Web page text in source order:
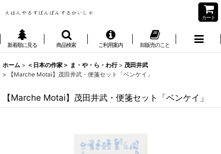
カート
新着順に見る 商品検索 ご利用案内 卸販売のこと
ホーム > ＜日本の作家＞ ま・や・ら・わ行 > 茂田井武
>
【Marche Motai】茂田井武・便箋セット「ベンケイ」
【Marche Motai】茂田井武・便箋セット「ベンケイ」